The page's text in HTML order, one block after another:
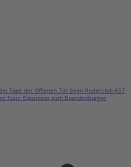
Tage der Offenen Tür beim Ruderclub KST
Tour: Exkursion zum Brandenburger